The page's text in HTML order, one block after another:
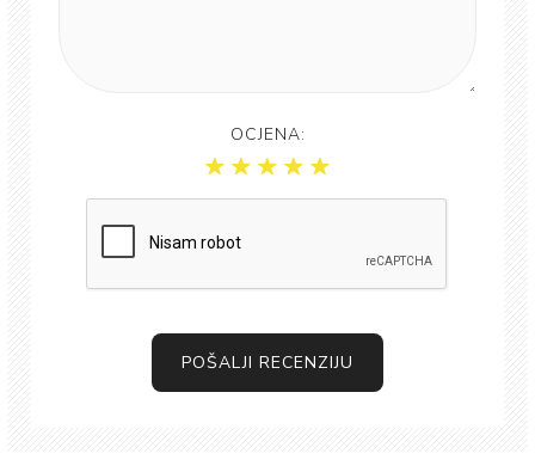
OCJENA:
POŠALJI RECENZIJU